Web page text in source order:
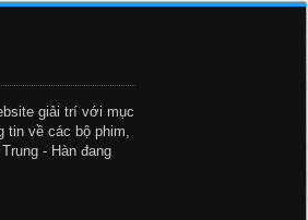
giải trí với mục
tin về các bộ phim,
- Hàn đang